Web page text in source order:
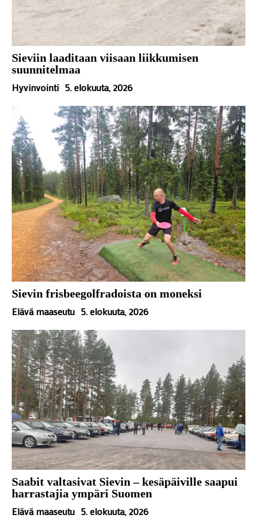
Sieviin laaditaan viisaan liikkumisen
suunnitelmaa
Hyvinvointi 5. elokuuta, 2026
Sievin frisbeegolfradoista on moneksi
Elävä maaseutu 5. elokuuta, 2026
Saabit valtasivat Sievin – kesäpäiville saapui
harrastajia ympäri Suomen
Elävä maaseutu 5. elokuuta, 2026